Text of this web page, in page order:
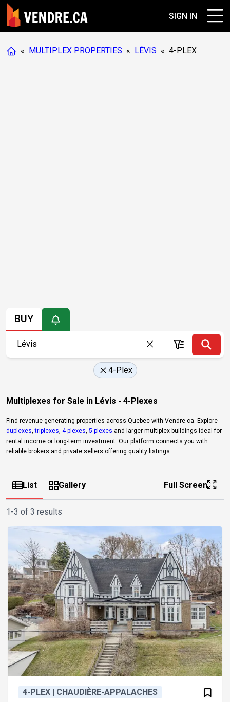
SIGN IN
« MULTIPLEX PROPERTIES « LÉVIS « 4-PLEX
BUY
4-Plex
Multiplexes for Sale in Lévis - 4-Plexes
Find revenue-generating properties across Quebec with Vendre.ca. Explore
duplexes ,triplexes 4-plexes 5-plexes and larger multiplex buildings ideal for
rental income or long-term investment. Our platform connects you with
reliable brokers and private sellers offering quality listings.
List Gallery Full Screen
1-3 of 3 results
4-PLEX | CHAUDIÈRE-APPALACHES